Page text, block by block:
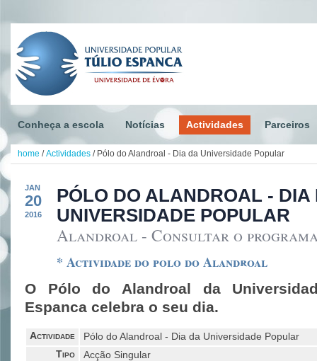
Conheça a escola Notícias Actividades Parceiros
home / Actividades / Pólo do Alandroal - Dia da Universidade Popular
JAN
20
2016
PÓLO DO ALANDROAL - DIA
UNIVERSIDADE POPULAR
Alandroal - Consultar o programa
* Actividade do polo do Alandroal
O Pólo do Alandroal da
Espanca celebra o seu dia.
Actividade Pólo do Alandroal - Dia da Universidade Popular
Tipo Acção Singular